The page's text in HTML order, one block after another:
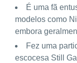
É uma fã
modelos como
embora
Fez uma
escocesa Still